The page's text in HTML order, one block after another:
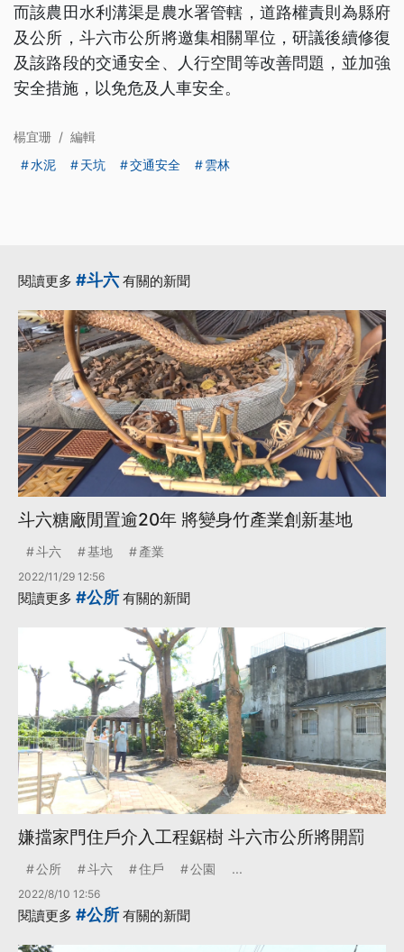
而該農田水利溝渠是農水署管轄，道路權責則為縣府
及公所，斗六市公所將邀集相關單位，研議後續修復
及該路段的交通安全、人行空間等改善問題，並加強
安全措施，以免危及人車安全。
楊宜珊 / 編輯
水泥
天坑 交通安全 雲林
閱讀更多 #斗六 有關的新聞
斗六糖廠閒置逾20年 將變身竹產業創新基地
斗六 基地 產業
2022/11/29 12:56
閱讀更多 #公所 有關的新聞
嫌擋家門住戶介入工程鋸樹 斗六市公所將開罰
公所 斗六 住戶 公園 ...
2022/8/10 12:56
閱讀更多 #公所 有關的新聞